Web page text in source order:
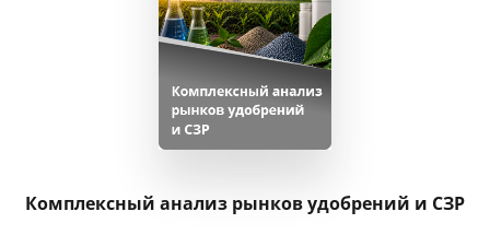
Комплексный анализ рынков удобрений и СЗР